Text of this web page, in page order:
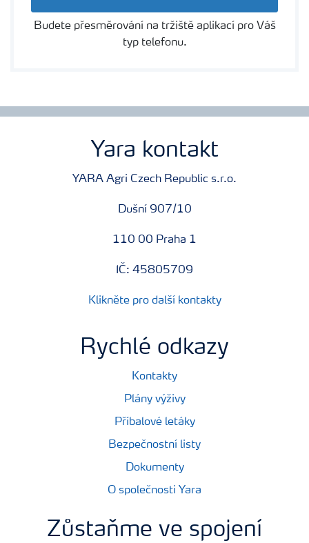
Budete přesměrování na tržiště aplikací pro Váš
typ telefonu.
Yara kontakt
YARA Agri Czech Republic s.r.o.
Dušní 907/10
110 00 Praha 1
IČ: 45805709
Klikněte pro další kontakty
Rychlé odkazy
Kontakty
Plány výživy
Příbalové letáky
Bezpečnostní listy
Dokumenty
O společnosti Yara
Zůstaňme ve spojení